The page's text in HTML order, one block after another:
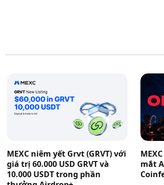
MEXC niêm yết Grvt (GRVT) với
giá trị 60.000 USD GRVT và
10.000 USDT trong phần
mắt